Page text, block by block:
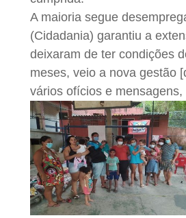
A maioria segue
(Cidadania) garantiu a
deixaram de ter condições
meses, veio a nova gestão
vários ofícios e